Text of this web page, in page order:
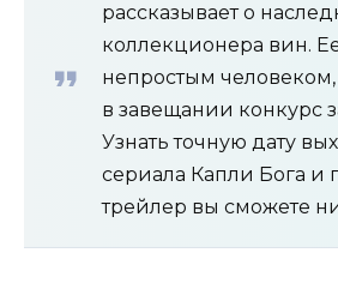
рассказывает о
коллекционера вин.
непростым
в завещании конкурс
Узнать точную дату
сериала Капли Бога и
трейлер вы сможете